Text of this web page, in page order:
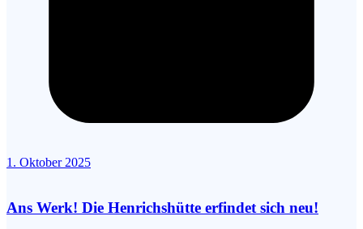
1. Oktober 2025
Ans Werk! Die Henrichshütte erfindet sich neu!